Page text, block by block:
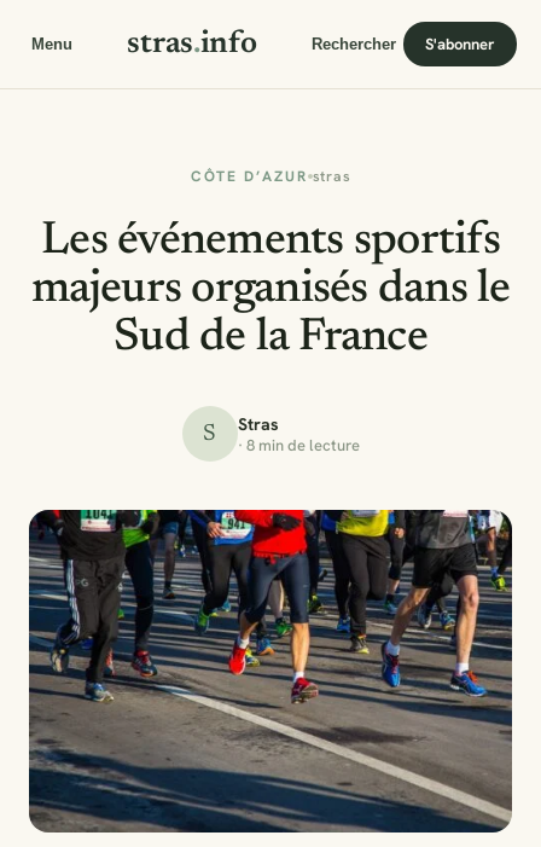
Menu stras.info Rechercher S'abonner
CÔTE D’AZUR stras
Les événements sportifs
majeurs organisés dans le
Sud de la France
S Stras
· 8 min de lecture